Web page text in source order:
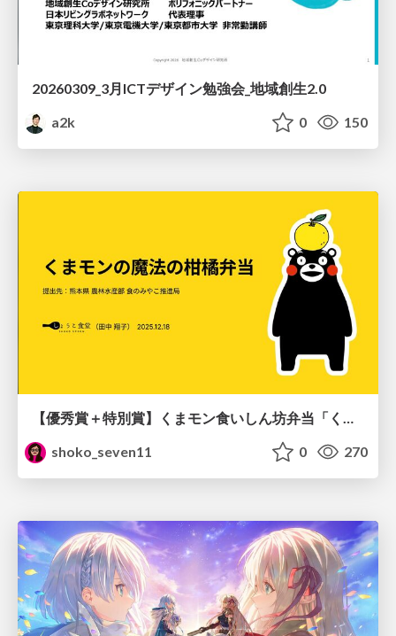
20260309_3月ICTデザイン勉強会_地域創生2.0
a2k
0 150
【優秀賞＋特別賞】くまモン食いしん坊弁当「くまモンの魔法の柑橘弁当」最終審査資料
shoko_seven11
0 270